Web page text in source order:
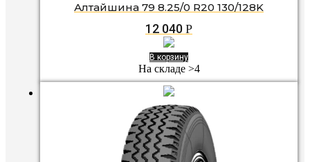
Алтайшина 79 8.25/0 R20 130/128K
12 040 Р
В корзину
На складе >4